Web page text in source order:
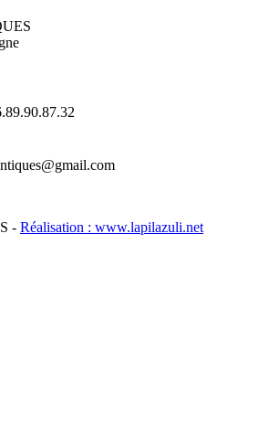
- Réalisation : www.lapilazuli.net